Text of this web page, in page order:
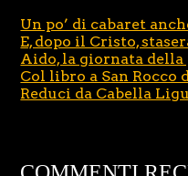
Un po’ di cabaret
E, dopo il Cristo,
Aido, la giornata della
Col libro a San Rocco
Reduci da Cabella